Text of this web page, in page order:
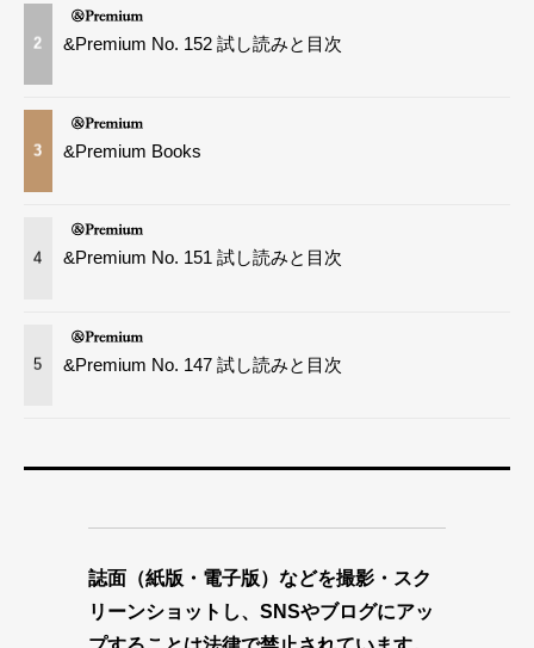
2 &Premium No. 152 試し読みと目次
3 &Premium Books
4 &Premium No. 151 試し読みと目次
5 &Premium No. 147 試し読みと目次
誌面（紙版・電子版）などを撮影・スク
リーンショットし、SNSやブログにアッ